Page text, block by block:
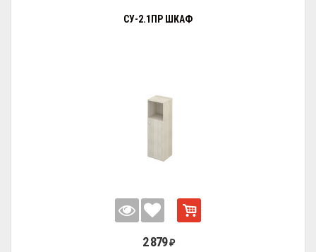
СУ-2.1ПР ШКАФ
2 879 ₽